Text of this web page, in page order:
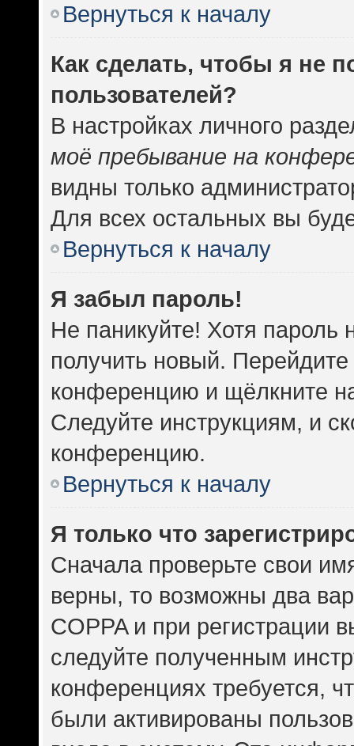
Вернуться к началу
Как сделать, чтобы я не
пользователей?
В настройках личного
моё пребывание на
видны только
Для всех остальных вы
Вернуться к началу
Я забыл пароль!
Не паникуйте! Хотя пароль
получить новый.
конференцию и щёлкните
Следуйте инструкциям, и
конференцию.
Вернуться к началу
Я только что
Сначала проверьте свои
верны, то возможны два
COPPA и при регистрации
следуйте полученным
конференциях требуется,
были активированы